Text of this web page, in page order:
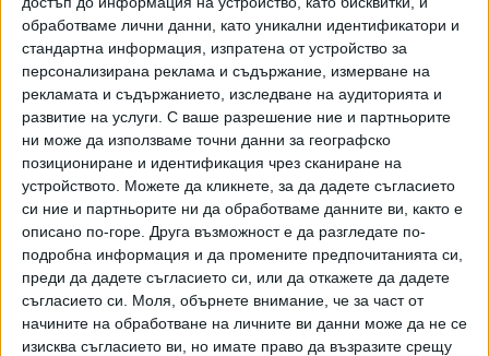
обработваме лични данни, като уникални идентификатори и
стандартна информация, изпратена от устройство за
персонализирана реклама и съдържание, измерване на
рекламата и съдържанието, изследване на аудиторията и
развитие на услуги. С ваше разрешение ние и партньорите
ни може да използваме точни данни за географско
позициониране и идентификация чрез сканиране на
устройството. Можете да кликнете, за да дадете съгласието
си ние и партньорите ни да обработваме данните ви, както е
описано по-горе. Друга възможност е да разгледате по-
подробна информация и да промените предпочитанията си,
преди да дадете съгласието си, или да откажете да дадете
съгласието си.
Моля, обърнете внимание, че за част от
начините на обработване на личните ви данни може да не се
изисква съгласието ви, но имате право да възразите срещу
Джо Байдън и съюзниците на САЩ: "Имам нужда от
вашето решение, от вашата помощ".
"Знаете колко много зависи от възможността да се
използват самолети на бойното поле, мощната авиация
трябва да защитава нашите хора, нашата свобода,
нашата земя", заяви Зеленски. "Самолетите, които ще
помогнат на Украйна и Европа, вие знаете, че са там, и ги
притежавате, но те са на земята, а не в украинското
небе", каза той.
В обръщението си украинският президент сравни ужаса
от руското нападение срещу страната му с Пърл Харбър
и атентатите от 11 септември. "Спомнете си Пърл